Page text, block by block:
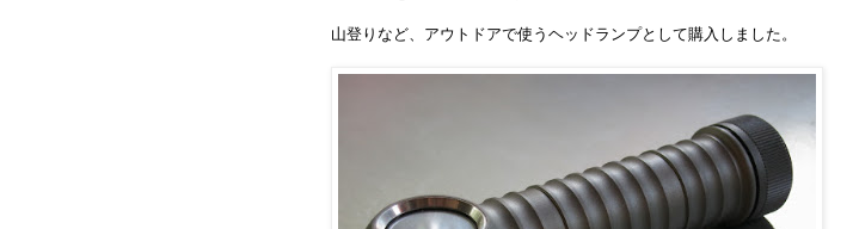
山登りなど、アウトドアで使うヘッドランプとして購入しました。